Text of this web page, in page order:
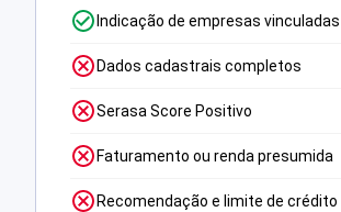
Indicação de empresas vinculadas
Dados cadastrais completos
Serasa Score Positivo
Faturamento ou renda presumida
Recomendação e limite de crédito